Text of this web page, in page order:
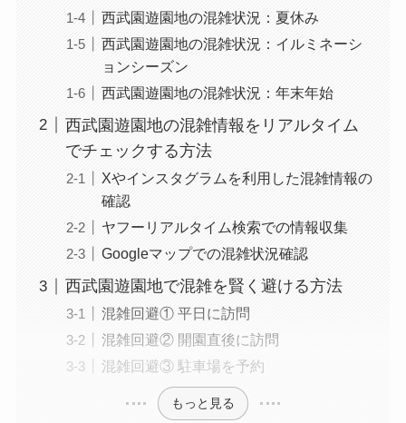
西武園遊園地の混雑状況：夏休み
西武園遊園地の混雑状況：イルミネーシ
ョンシーズン
西武園遊園地の混雑状況：年末年始
西武園遊園地の混雑情報をリアルタイム
でチェックする方法
Xやインスタグラムを利用した混雑情報の
確認
ヤフーリアルタイム検索での情報収集
Googleマップでの混雑状況確認
西武園遊園地で混雑を賢く避ける方法
混雑回避① 平日に訪問
混雑回避② 開園直後に訪問
混雑回避③ 駐車場を予約
もっと見る